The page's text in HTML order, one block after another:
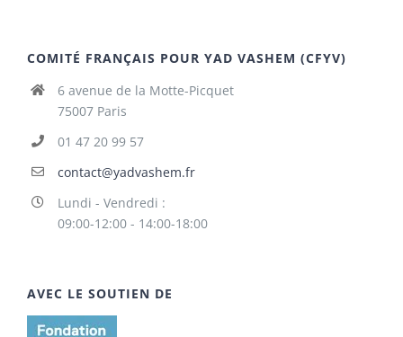
COMITÉ FRANÇAIS POUR YAD VASHEM (CFYV)
6 avenue de la Motte-Picquet
75007 Paris
01 47 20 99 57
contact@yadvashem.fr
Lundi - Vendredi :
09:00-12:00 - 14:00-18:00
AVEC LE SOUTIEN DE